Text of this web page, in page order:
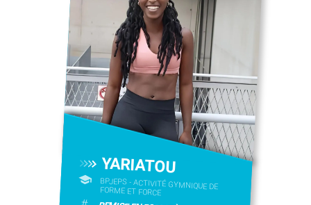
YARIATOU
BPJEPS - ACTIVITÉ GYMNIQUE DE
FORME ET FORCE